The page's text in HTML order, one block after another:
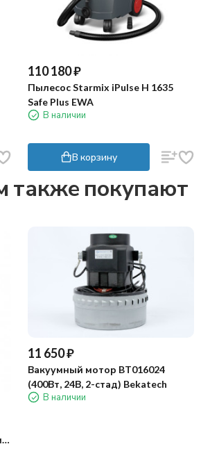
110 180₽
Пылесос Starmix iPulse H 1635
Safe Plus EWA
В наличии
В корзину
также покупают
11 650₽
Вакуумный мотор BT016024
(400Вт, 24В, 2-стад) Bekatech
В наличии